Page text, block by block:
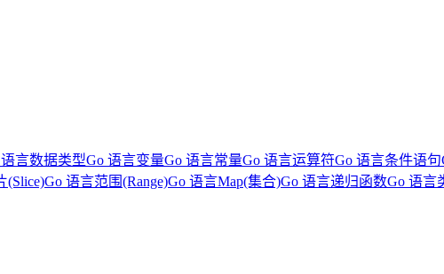
言数据类型Go 语言变量Go 语言常量Go 语言运算符Go 语言条件语句
(Slice)Go 语言范围(Range)Go 语言Map(集合)Go 语言递归函数Go 语言